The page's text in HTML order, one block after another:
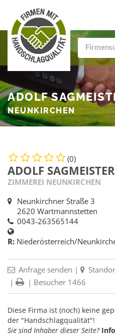
ADOLF
NEUNKIRCHEN
(0)
ADOLF SAGMEISTER
ZIMMEREI NEUNKIRCHEN
Neunkirchner Straße 3
2620 Wartmannstetten
0043-263565144
R: Niederösterreich/
Anfrage senden |
|
| Besucher 1466
Diese Firma ist (noch) keine
der "Handschlagqualität"!
Sie sind Inhaber dieser Seite?